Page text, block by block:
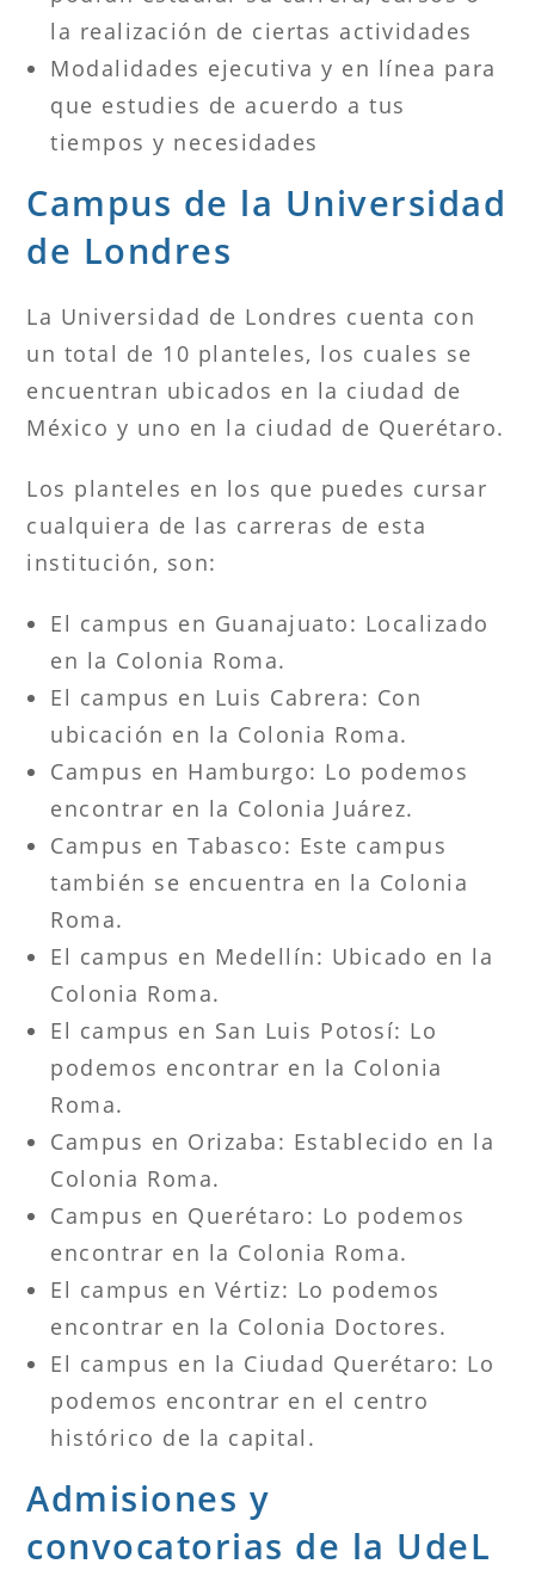
la realización de ciertas actividades
Modalidades ejecutiva y en línea para
que estudies de acuerdo a tus
tiempos y necesidades
Campus de la Universidad
de Londres
La Universidad de Londres cuenta con
un total de 10 planteles, los cuales se
encuentran ubicados en la ciudad de
México y uno en la ciudad de Querétaro.
Los planteles en los que puedes cursar
cualquiera de las carreras de esta
institución, son:
El campus en Guanajuato: Localizado
en la Colonia Roma.
El campus en Luis Cabrera: Con
ubicación en la Colonia Roma.
Campus en Hamburgo: Lo podemos
encontrar en la Colonia Juárez.
Campus en Tabasco: Este campus
también se encuentra en la Colonia
Roma.
El campus en Medellín: Ubicado en la
Colonia Roma.
El campus en San Luis Potosí: Lo
podemos encontrar en la Colonia
Roma.
Campus en Orizaba: Establecido en la
Colonia Roma.
Campus en Querétaro: Lo podemos
encontrar en la Colonia Roma.
El campus en Vértiz: Lo podemos
encontrar en la Colonia Doctores.
El campus en la Ciudad Querétaro: Lo
podemos encontrar en el centro
histórico de la capital.
Admisiones y
convocatorias de la UdeL